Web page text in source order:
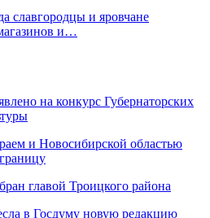
славгородцы и яровчане
и…
на конкурс Губернаторских
и Новосибирской областью
главой Троицкого района
в Госдуму новую редакцию